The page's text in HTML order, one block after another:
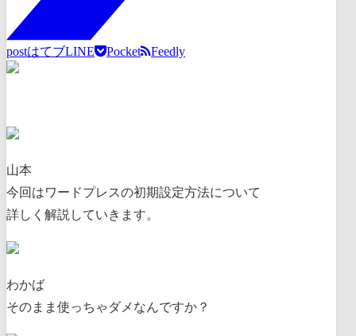
postはてブLINE Pocket Feedly
山本
今回はワードプレスの初期設定方法について
詳しく解説していきます。
わかば
そのまま使っちゃダメなんですか？